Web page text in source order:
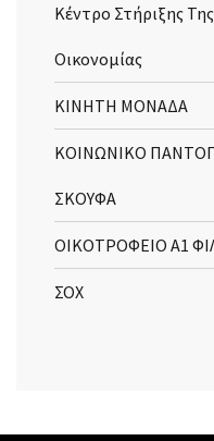
Κέντρο Στήριξης
Οικονομίας
ΚΙΝΗΤΗ ΜΟΝΑΔΑ
ΚΟΙΝΩΝΙΚΟ
ΣΚΟΥΦΑ
ΟΙΚΟΤΡΟΦΕΙΟ Α1
ΣΟΧ